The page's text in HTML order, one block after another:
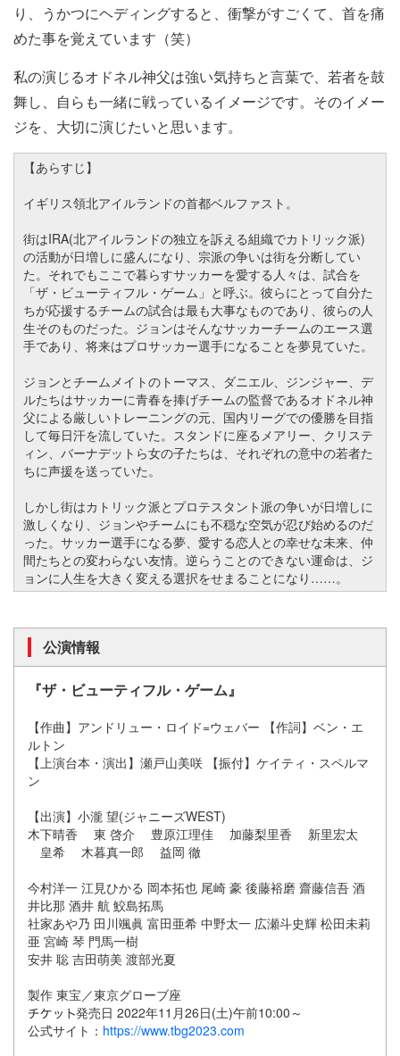
り、うかつにヘディングすると、衝撃がすごくて、首を痛
めた事を覚えています（笑）
私の演じるオドネル神父は強い気持ちと言葉で、若者を鼓
舞し、自らも一緒に戦っているイメージです。そのイメー
ジを、大切に演じたいと思います。
【あらすじ】
イギリス領北アイルランドの首都ベルファスト。
街はIRA(北アイルランドの独立を訴える組織でカトリック派)
の活動が日増しに盛んになり、宗派の争いは街を分断してい
た。それでもここで暮らすサッカーを愛する人々は、試合を
「ザ・ビューティフル・ゲーム」と呼ぶ。彼らにとって自分た
ちが応援するチームの試合は最も大事なものであり、彼らの人
生そのものだった。ジョンはそんなサッカーチームのエース選
手であり、将来はプロサッカー選手になることを夢見ていた。
ジョンとチームメイトのトーマス、ダニエル、ジンジャー、デ
ルたちはサッカーに青春を捧げチームの監督であるオドネル神
父による厳しいトレーニングの元、国内リーグでの優勝を目指
して毎日汗を流していた。スタンドに座るメアリー、クリステ
ィン、バーナデットら女の子たちは、それぞれの意中の若者た
ちに声援を送っていた。
しかし街はカトリック派とプロテスタント派の争いが日増しに
激しくなり、ジョンやチームにも不穏な空気が忍び始めるのだ
った。サッカー選手になる夢、愛する恋人との幸せな未来、仲
間たちとの変わらない友情。逆らうことのできない運命は、ジ
ョンに人生を大きく変える選択をせまることになり……。
公演情報
『ザ・ビューティフル・ゲーム』
【作曲】アンドリュー・ロイド=ウェバー 【作詞】ベン・エ
ルトン
【上演台本・演出】瀬戸山美咲 【振付】ケイティ・スペルマ
ン
【出演】小瀧 望(ジャニーズWEST)
木下晴香 東 啓介 豊原江理佳 加藤梨里香 新里宏太
皇希 木暮真一郎 益岡 徹
今村洋一 江見ひかる 岡本拓也 尾崎 豪 後藤裕磨 齋藤信吾 酒
井比那 酒井 航 鮫島拓馬
社家あや乃 田川颯眞 富田亜希 中野太一 広瀬斗史輝 松田未莉
亜 宮崎 琴 門馬一樹
安井 聡 吉田萌美 渡部光夏
製作 東宝／東京グローブ座
発売日 2022年11月26日(土)午前10:00～
公式サイト： https://www.tbg2023.com